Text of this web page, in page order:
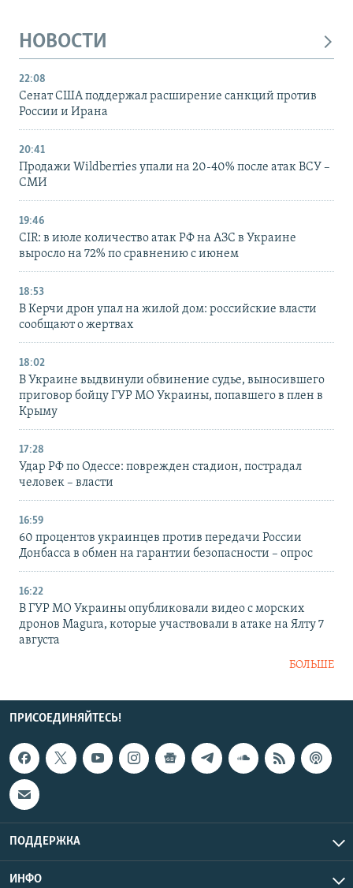
НОВОСТИ
22:08
Сенат США поддержал расширение санкций против
России и Ирана
20:41
Продажи Wildberries упали на 20-40% после атак ВСУ –
СМИ
19:46
CIR: в июле количество атак РФ на АЗС в Украине
выросло на 72% по сравнению с июнем
18:53
В Керчи дрон упал на жилой дом: российские власти
сообщают о жертвах
18:02
В Украине выдвинули обвинение судье, выносившего
приговор бойцу ГУР МО Украины, попавшего в плен в
Крыму
17:28
Удар РФ по Одессе: поврежден стадион, пострадал
человек – власти
16:59
60 процентов украинцев против передачи России
Донбасса в обмен на гарантии безопасности – опрос
16:22
В ГУР МО Украины опубликовали видео с морских
дронов Magura, которые участвовали в атаке на Ялту 7
августа
БОЛЬШЕ
ПРИСОЕДИНЯЙТЕСЬ!
ПОДДЕРЖКА
ИНФО